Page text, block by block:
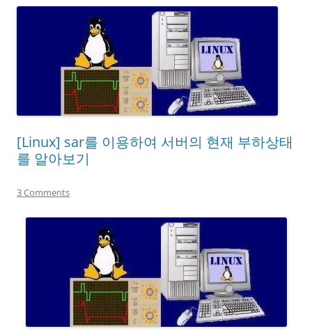
[Linux] sar를 이용하여 서버의 현재 부하상태
를 알아보기
3 Comments